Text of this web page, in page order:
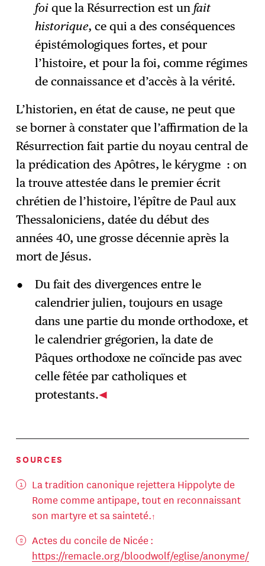
foique la Résurrection est un fait
historique, ce qui a des conséquences
épistémologiques fortes, et pour
l’histoire, et pour la foi, comme régimes
de connaissance et d’accès à la vérité.
L’historien, en état de cause, ne peut que
se borner à constater que l’affirmation de la
Résurrection fait partie du noyau central de
la prédication des Apôtres, le kérygme : on
la trouve attestée dans le premier écrit
chrétien de l’histoire, l’épître de Paul aux
Thessaloniciens, datée du début des
années 40, une grosse décennie après la
mort de Jésus.
Du fait des divergences entre le
calendrier julien, toujours en usage
dans une partie du monde orthodoxe, et
le calendrier grégorien, la date de
Pâques orthodoxe ne coïncide pas avec
celle fêtée par catholiques et
protestants.
SOURCES
La tradition canonique rejettera Hippolyte de
Rome comme antipape, tout en reconnaissant
son martyre et sa sainteté.
Actes du concile de Nicée :
https://remacle.org/bloodwolf/eglise/anonyme/